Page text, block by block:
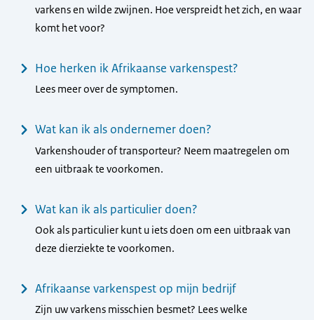
varkens en wilde zwijnen. Hoe verspreidt het zich, en waar
komt het voor?
Hoe herken ik Afrikaanse varkenspest?
Lees meer over de symptomen.
Wat kan ik als ondernemer doen?
Varkenshouder of transporteur? Neem maatregelen om
een uitbraak te voorkomen.
Wat kan ik als particulier doen?
Ook als particulier kunt u iets doen om een uitbraak van
deze dierziekte te voorkomen.
Afrikaanse varkenspest op mijn bedrijf
Zijn uw varkens misschien besmet? Lees welke